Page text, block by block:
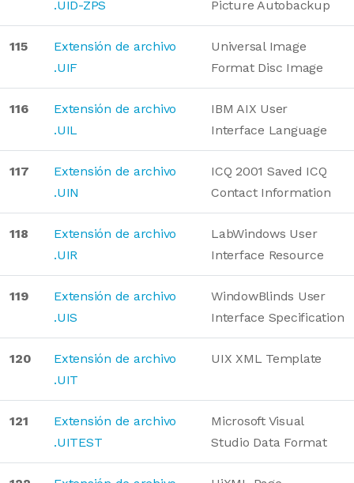
.UID-ZPS
Picture Autobackup
115
Extensión de archivo
.UIF
Universal Image
Format Disc Image
116
Extensión de archivo
.UIL
IBM AIX User
Interface Language
117
Extensión de archivo
.UIN
ICQ 2001 Saved ICQ
Contact Information
118
Extensión de archivo
.UIR
LabWindows User
Interface Resource
119
Extensión de archivo
.UIS
WindowBlinds User
Interface Specification
120
Extensión de archivo
.UIT
UIX XML Template
121
Extensión de archivo
.UITEST
Microsoft Visual
Studio Data Format